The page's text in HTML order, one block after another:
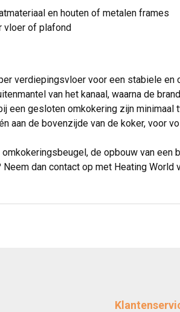
en houten of metalen frames
vloer of plafond
verdiepingsvloer voor een stabiele en
van het kanaal, waarna de
een gesloten omkokering zijn
aan de bovenzijde van de koker, voor
de opbouw van een
dan contact op met Heating World